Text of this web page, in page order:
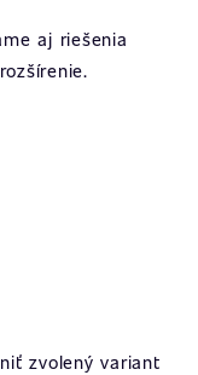
aj riešenia
zvolený variant